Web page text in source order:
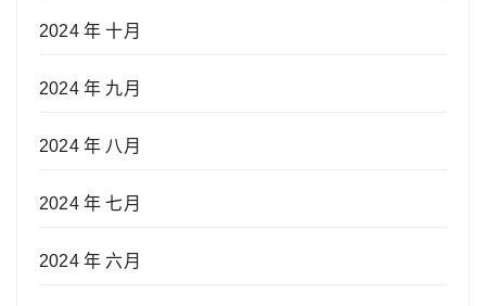
2024 年 十月
2024 年 九月
2024 年 八月
2024 年 七月
2024 年 六月